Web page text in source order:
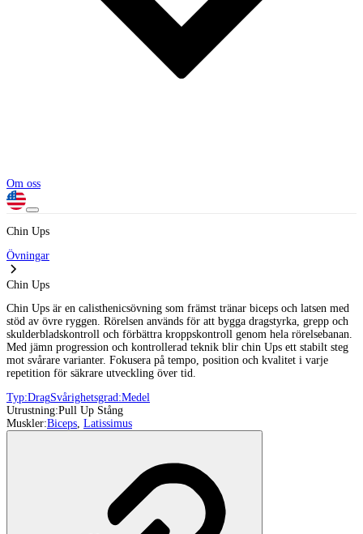
Om oss
Chin Ups
Övningar
Chin Ups
Chin Ups är en calisthenicsövning som främst tränar biceps och latsen med
stöd av övre ryggen. Rörelsen används för att bygga dragstyrka, grepp och
skulderbladskontroll och förbättra kroppskontroll genom hela rörelsebanan.
Med jämn progression och kontrollerad teknik blir chin Ups ett stabilt steg
mot svårare varianter. Fokusera på tempo, position och kvalitet i varje
repetition för säkrare utveckling över tid.
Typ:DragSvårighetsgrad:Medel
Utrustning:Pull Up Stång
Muskler:Biceps, Latissimus